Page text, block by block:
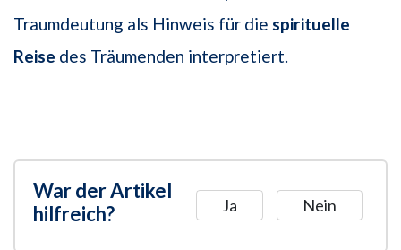
Traumdeutung als Hinweis für die spirituelle
Reise des Träumenden interpretiert.
War der Artikel
hilfreich?
Ja Nein